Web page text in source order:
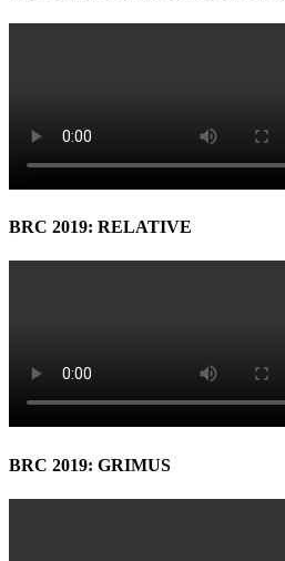
BRC 2019: RELATIVE
BRC 2019: GRIMUS